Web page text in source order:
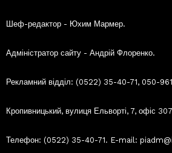
Шеф-редактор - Юхим Мармер.
Адміністратор сайту - Андрій Флоренко.
Рекламний відділ: (0522) 35-40-71, 050-
Кропивницький, вулиця Ельворті, 7, офіс
Телефон: (0522) 35-40-71. E-mail: